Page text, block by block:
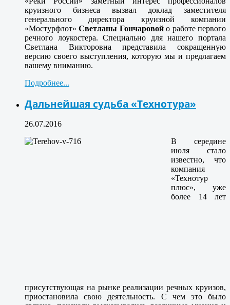
круизного бизнеса вызвал доклад заместителя
генерального директора круизной компании
«Мостурфлот»Светланы Гончаровойо работе первого
речного лоукостера. Специально для нашего портала
Светлана Викторовна представила сокращенную
версию своего выступления, которую мы и предлагаем
вашему вниманию.
Подробнее...
Дальнейшая судьба «Технотура»
26.07.2016
В середине
июля стало
известно, что
компания
«Технотур
плюс», уже
более 14 лет
присутствующая на рынке реализации речных круизов,
приостановила свою деятельность. С чем это было